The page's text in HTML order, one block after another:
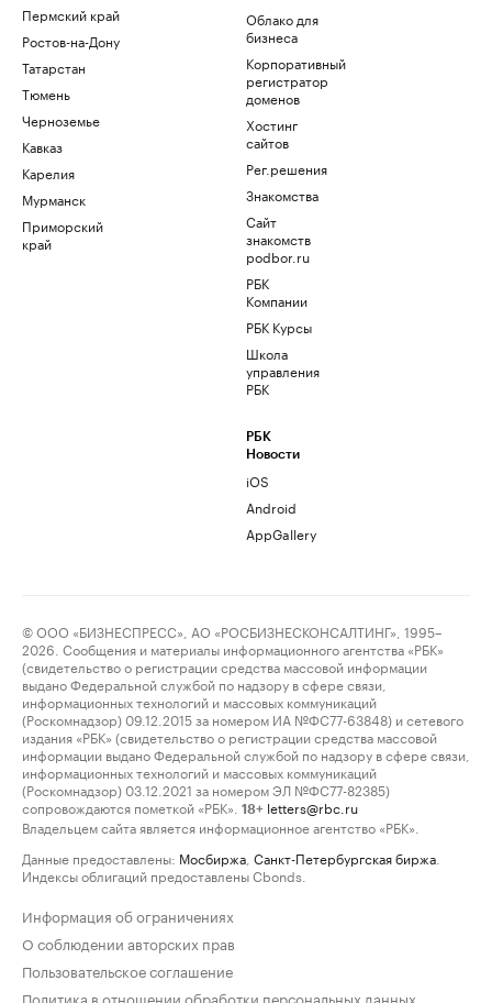
Пермский край
Ростов-на-Дону
Татарстан
Тюмень
Черноземье
Кавказ
Карелия
Мурманск
Приморский
край
Облако для
бизнеса
Корпоративный
регистратор
доменов
Хостинг
сайтов
Рег.решения
Знакомства
Сайт
знакомств
podbor.ru
РБК
Компании
РБК Курсы
Школа
управления
РБК
РБК
Новости
iOS
Android
AppGallery
© ООО «БИЗНЕСПРЕСС», АО «РОСБИЗНЕСКОНСАЛТИНГ», 1995–
2026. Сообщения и материалы информационного агентства «РБК»
(свидетельство о регистрации средства массовой информации
выдано Федеральной службой по надзору в сфере связи,
информационных технологий и массовых коммуникаций
(Роскомнадзор) 09.12.2015 за номером ИА №ФС77-63848) и сетевого
издания «РБК» (свидетельство о регистрации средства массовой
информации выдано Федеральной службой по надзору в сфере связи,
информационных технологий и массовых коммуникаций
(Роскомнадзор) 03.12.2021 за номером ЭЛ №ФС77-82385)
сопровождаются пометкой «РБК».
18+ letters@rbc.ru
Владельцем сайта является информационное агентство «РБК».
Данные предоставлены: Мосбиржа Санкт-Петербургская биржа
Индексы облигаций предоставлены Cbonds.
Информация об ограничениях
О соблюдении авторских прав
Пользовательское соглашение
Политика в отношении обработки персональных данных